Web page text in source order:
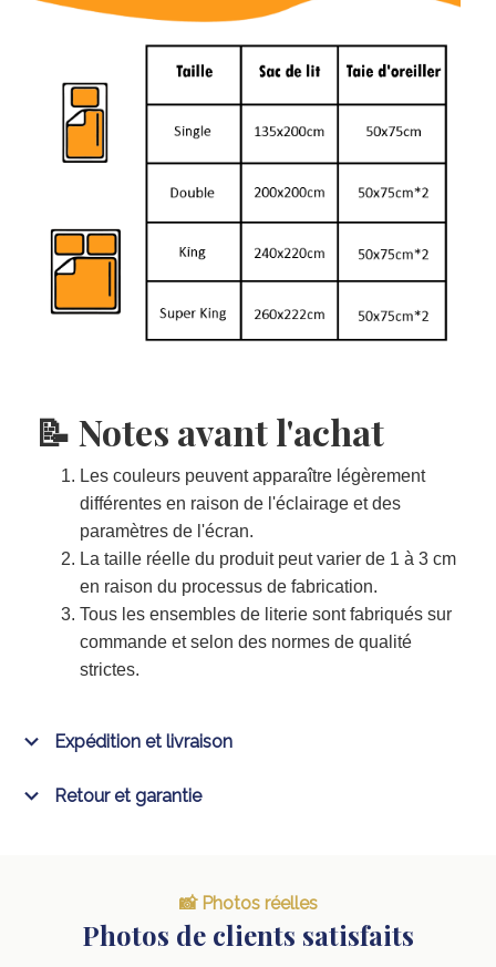
📝 Notes avant l'achat
Les couleurs peuvent apparaître légèrement
différentes en raison de l'éclairage et des
paramètres de l'écran.
La taille réelle du produit peut varier de 1 à 3 cm
en raison du processus de fabrication.
Tous les ensembles de literie sont fabriqués sur
commande et selon des normes de qualité
strictes.
Expédition et livraison
Retour et garantie
📸 Photos réelles
Photos de clients satisfaits